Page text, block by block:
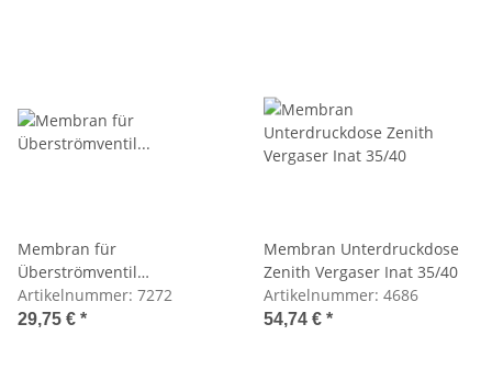
Membran für
Überströmventil
M108/M114/M115/M121/M130/M180
Artikelnummer: 7272
29,75 € *
Membran Unterdruckdose
Zenith Vergaser Inat 35/40
Artikelnummer: 4686
54,74 € *